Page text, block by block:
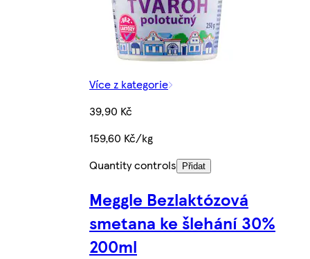
Více z kategorie
39,90 Kč
159,60 Kč/kg
Quantity controls
Přidat
Meggle Bezlaktózová
smetana ke šlehání 30%
200ml